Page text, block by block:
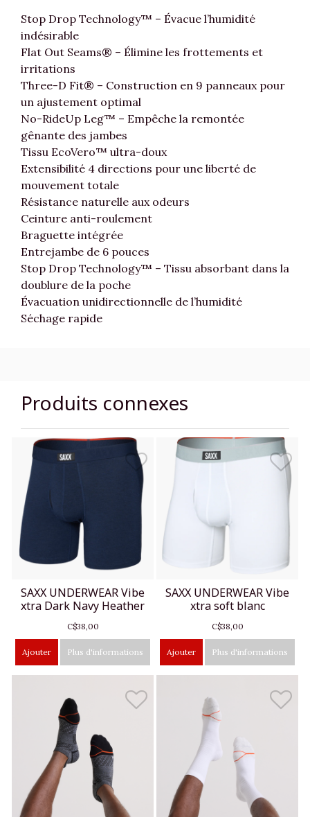
Stop Drop Technology™ – Évacue l’humidité
indésirable
Flat Out Seams® – Élimine les frottements et
irritations
Three-D Fit® – Construction en 9 panneaux pour
un ajustement optimal
No-RideUp Leg™ – Empêche la remontée
gênante des jambes
Tissu EcoVero™ ultra-doux
Extensibilité 4 directions pour une liberté de
mouvement totale
Résistance naturelle aux odeurs
Ceinture anti-roulement
Braguette intégrée
Entrejambe de 6 pouces
Stop Drop Technology™ – Tissu absorbant dans la
doublure de la poche
Évacuation unidirectionnelle de l’humidité
Séchage rapide
Produits connexes
SAXX UNDERWEAR Vibe
xtra Dark Navy Heather
C$38,00
Ajouter Plus d'informations
SAXX UNDERWEAR Vibe
xtra soft blanc
C$38,00
Ajouter Plus d'informations